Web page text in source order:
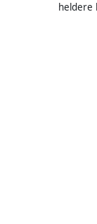
heldere